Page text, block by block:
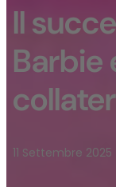
Il
Barbie
11 Settembre 2025